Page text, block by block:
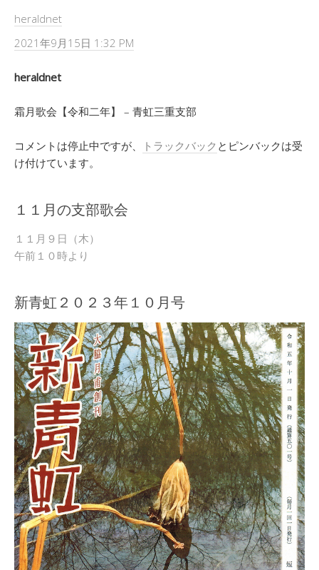
heraldnet
2021年9月15日 1:32 PM
heraldnet
霜月歌会【令和二年】 – 青虹三重支部
コメントは停止中ですが、 トラックバック とピンバックは受
け付けています。
１１月の支部歌会
１１月９日（木）
午前１０時より
新青虹２０２３年１０月号